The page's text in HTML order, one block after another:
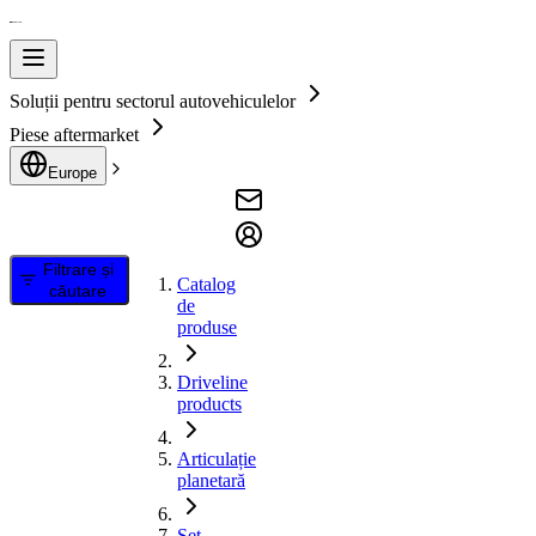
Soluții pentru sectorul autovehiculelor
Piese aftermarket
Europe
Filtrare și
căutare
Catalog
de
produse
Driveline
products
Articulație
planetară